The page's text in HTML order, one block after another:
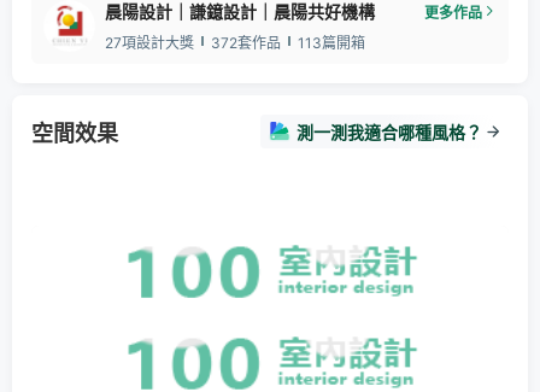
晨陽設計｜謙鐿設計｜晨陽共好機構
更多作品
27項設計大獎
372套作品 113篇開箱
空間效果 測一測我適合哪種風格？